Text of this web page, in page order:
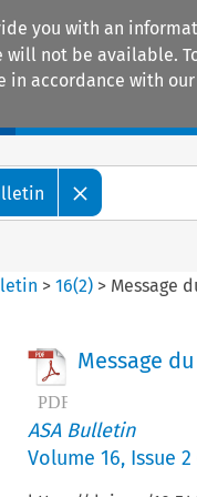
you with an
not be available.
in accordance with
>16(2) > Message
Message
ASA Bulletin
Volume 16, Issue 2